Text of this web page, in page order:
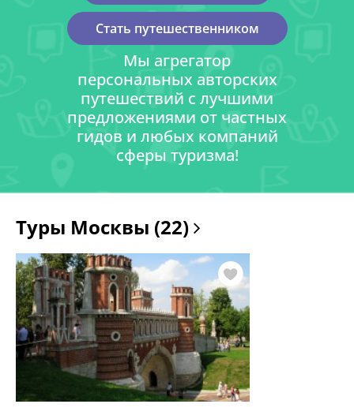
Стать путешественником
Мы агрегатор
персональных авторских
путешествий с лучшими
предложениями от частных
гидов и любых компаний
сферы туризма!
Туры Москвы (22)